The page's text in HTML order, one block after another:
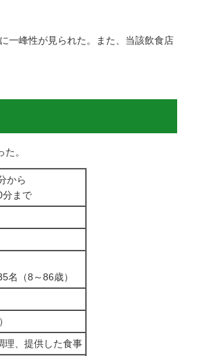
一峰性が見られた。また、当該飲食店
。
から
分まで
名（8～86歳）
理、提供した食事